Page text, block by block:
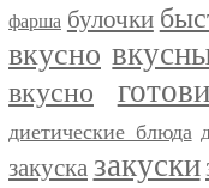
фарша булочки
вкусно
вкусно
диетические блюда
закуска закуски